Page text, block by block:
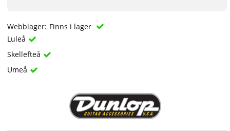
Webblager: Finns i lager
Luleå
Skellefteå
Umeå